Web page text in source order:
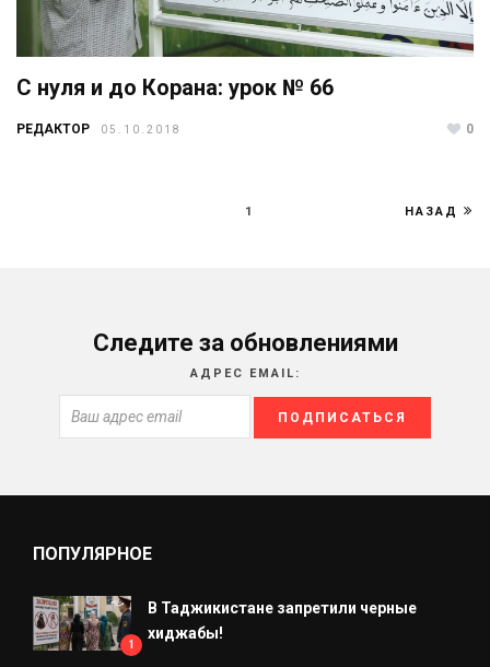
С нуля и до Корана: урок № 66
РЕДАКТОР 05.10.2018 0
1 НАЗАД
Следите за обновлениями
АДРЕС EMAIL:
ПОПУЛЯРНОЕ
1
В Таджикистане запретили черные
хиджабы!